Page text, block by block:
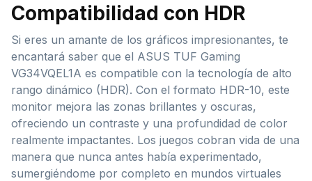
Compatibilidad con HDR
Si eres un amante de los gráficos impresionantes, te
encantará saber que el ASUS TUF Gaming
VG34VQEL1A es compatible con la tecnología de alto
rango dinámico (HDR). Con el formato HDR-10, este
monitor mejora las zonas brillantes y oscuras,
ofreciendo un contraste y una profundidad de color
realmente impactantes. Los juegos cobran vida de una
manera que nunca antes había experimentado,
sumergiéndome por completo en mundos virtuales